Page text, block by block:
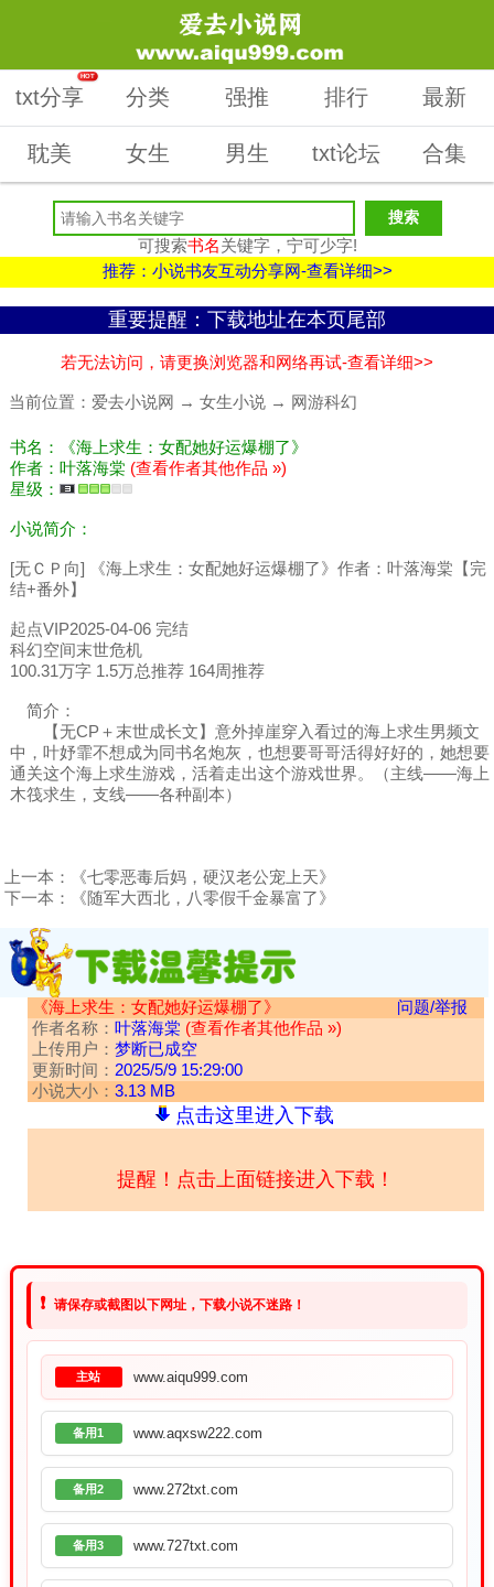
txt分享
HOT
分类 强推 排行 最新
耽美 女生 男生 txt论坛 合集
可搜索书名关键字，宁可少字!
推荐：小说书友互动分享网-查看详细>>
重要提醒：下载地址在本页尾部
若无法访问，请更换浏览器和网络再试-查看详细>>
当前位置： 爱去小说网 → 女生小说 → 网游科幻
书名：《海上求生：女配她好运爆棚了》
作者：叶落海棠 (查看作者其他作品 »)
星级：
小说简介：
[无ＣＰ向] 《海上求生：女配她好运爆棚了》作者：叶落海棠【完
结+番外】
起点VIP2025-04-06 完结
科幻空间末世危机
100.31万字 1.5万总推荐 164周推荐
简介：
【无CP＋末世成长文】意外掉崖穿入看过的海上求生男频文
中，叶妤霏不想成为同书名炮灰，也想要哥哥活得好好的，她想要
通关这个海上求生游戏，活着走出这个游戏世界。（主线——海上
木筏求生，支线——各种副本）
上一本：
《七零恶毒后妈，硬汉老公宠上天》
下一本：
《随军大西北，八零假千金暴富了》
《海上求生：女配她好运爆棚了》
问题/举报
作者名称： 叶落海棠 (查看作者其他作品 »)
上传用户： 梦断已成空
更新时间： 2025/5/9 15:29:00
小说大小： 3.13 MB
点击这里进入下载
提醒！点击上面链接进入下载！
❗ 请保存或截图以下网址，下载小说不迷路！
主站 www.aiqu999.com
备用1 www.aqxsw222.com
备用2 www.272txt.com
备用3 www.727txt.com